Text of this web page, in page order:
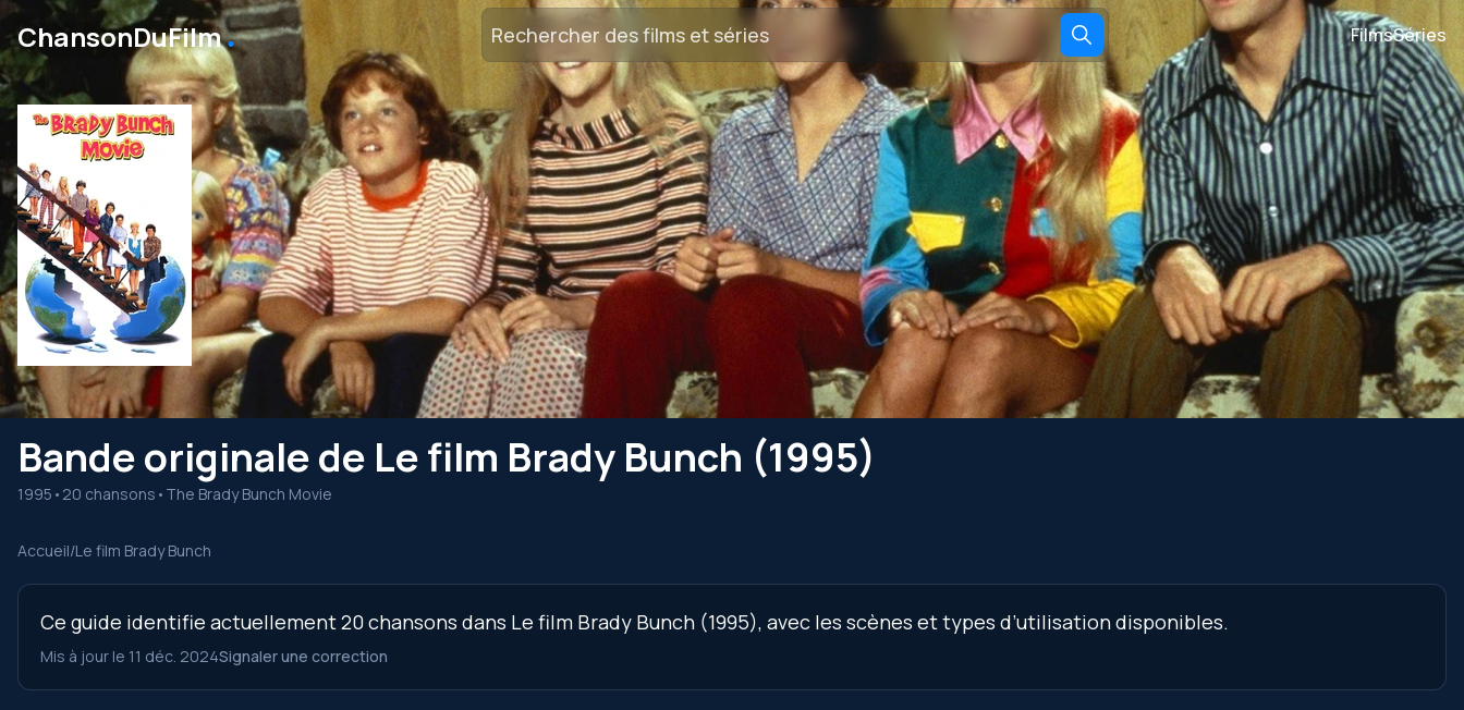
ChansonDuFilm․ FilmsSéries
Bande originale de Le film Brady Bunch (1995)
1995 • 20 chansons • The Brady Bunch Movie
Accueil/Le film Brady Bunch
Ce guide identifie actuellement 20 chansons dans Le film Brady Bunch (1995), avec les scènes et types d’utilisation disponibles.
Mis à jour le 11 déc. 2024Signaler une correction